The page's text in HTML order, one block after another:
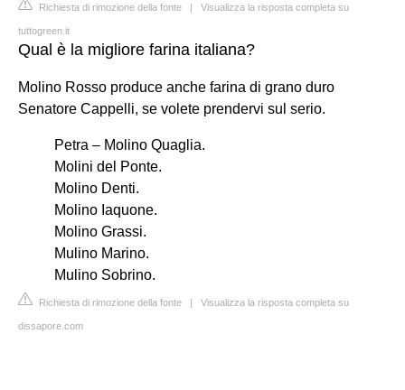
Richiesta di rimozione della fonte | Visualizza la risposta completa su
tuttogreen.it
Qual è la migliore farina italiana?
Molino Rosso produce anche farina di grano duro
Senatore Cappelli, se volete prendervi sul serio.
Petra – Molino Quaglia.
Molini del Ponte.
Molino Denti.
Molino Iaquone.
Molino Grassi.
Mulino Marino.
Mulino Sobrino.
Richiesta di rimozione della fonte | Visualizza la risposta completa su
dissapore.com